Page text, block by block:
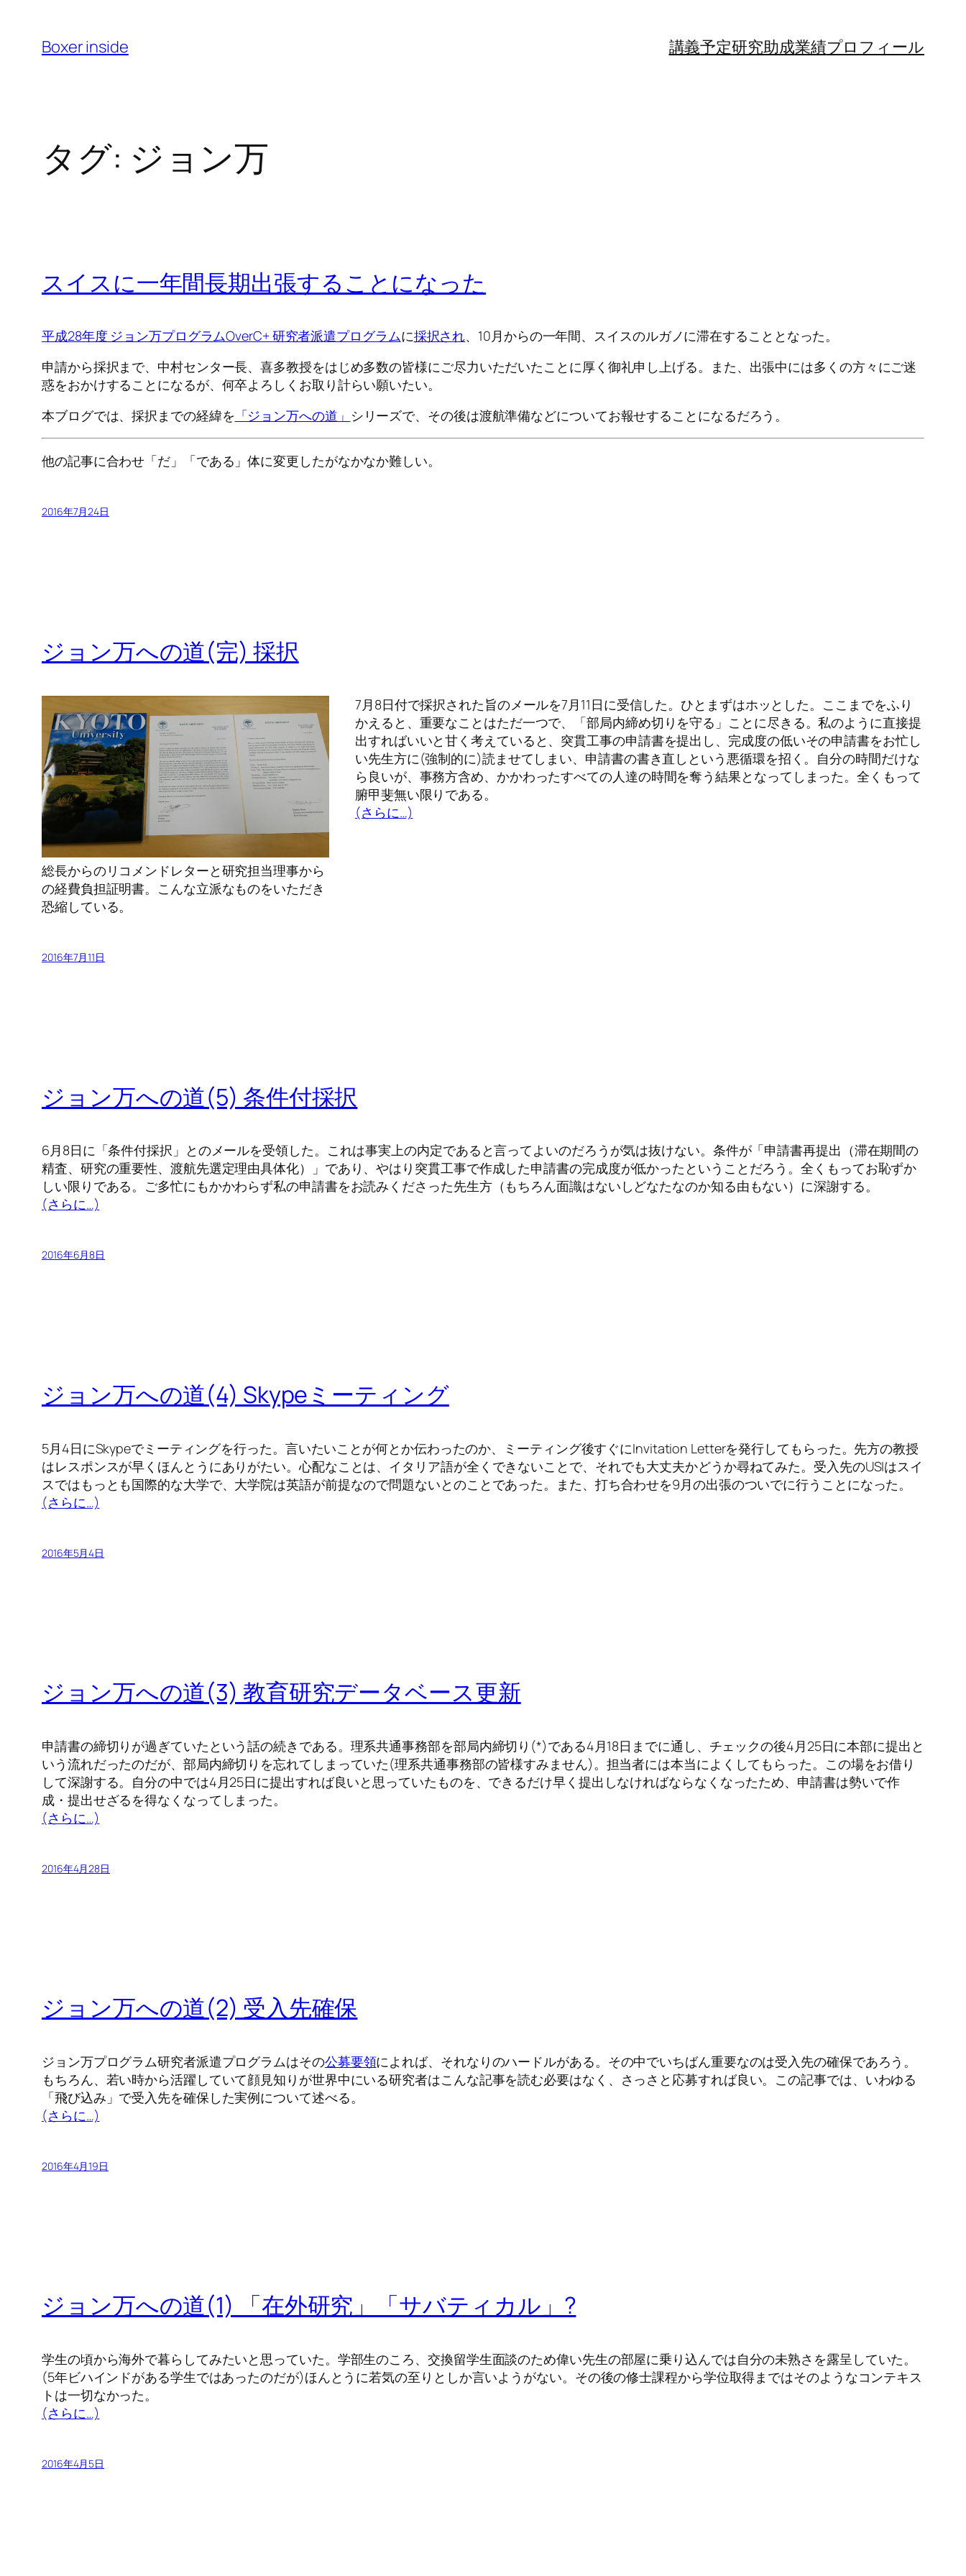
Boxer inside 講義予定研究助成業績プロフィール
タグ: ジョン万
スイスに一年間長期出張することになった
平成28年度 ジョン万プログラムOverC+ 研究者派遣プログラムに採択され、10月からの一年間、スイスのルガノに滞在することとなった。
申請から採択まで、中村センター長、喜多教授をはじめ多数の皆様にご尽力いただいたことに厚く御礼申し上げる。また、出張中には多くの方々にご迷
惑をおかけすることになるが、何卒よろしくお取り計らい願いたい。
本ブログでは、採択までの経緯を 「ジョン万への道」 シリーズで、その後は渡航準備などについてお報せすることになるだろう。
他の記事に合わせ「だ」「である」体に変更したがなかなか難しい。
2016年7月24日
ジョン万への道(完) 採択
総長からのリコメンドレターと研究担当理事から
の経費負担証明書。こんな立派なものをいただき
恐縮している。
7月8日付で採択された旨のメールを7月11日に受信した。ひとまずはホッとした。ここまでをふり
かえると、重要なことはただ一つで、「部局内締め切りを守る」ことに尽きる。私のように直接提
出すればいいと甘く考えていると、突貫工事の申請書を提出し、完成度の低いその申請書をお忙し
い先生方に(強制的に)読ませてしまい、申請書の書き直しという悪循環を招く。自分の時間だけな
ら良いが、事務方含め、かかわったすべての人達の時間を奪う結果となってしまった。全くもって
腑甲斐無い限りである。
(さらに…)
2016年7月11日
ジョン万への道(5) 条件付採択
6月8日に「条件付採択」とのメールを受領した。これは事実上の内定であると言ってよいのだろうが気は抜けない。条件が「申請書再提出（滞在期間の
精査、研究の重要性、渡航先選定理由具体化）」であり、やはり突貫工事で作成した申請書の完成度が低かったということだろう。全くもってお恥ずか
しい限りである。ご多忙にもかかわらず私の申請書をお読みくださった先生方（もちろん面識はないしどなたなのか知る由もない）に深謝する。
(さらに…)
2016年6月8日
ジョン万への道(4) Skypeミーティング
5月4日にSkypeでミーティングを行った。言いたいことが何とか伝わったのか、ミーティング後すぐにInvitation Letterを発行してもらった。先方の教授
はレスポンスが早くほんとうにありがたい。心配なことは、イタリア語が全くできないことで、それでも大丈夫かどうか尋ねてみた。受入先のUSIはスイ
スではもっとも国際的な大学で、大学院は英語が前提なので問題ないとのことであった。また、打ち合わせを9月の出張のついでに行うことになった。
(さらに…)
2016年5月4日
ジョン万への道(3) 教育研究データベース更新
申請書の締切りが過ぎていたという話の続きである。理系共通事務部を部局内締切り(*)である4月18日までに通し、チェックの後4月25日に本部に提出と
いう流れだったのだが、部局内締切りを忘れてしまっていた(理系共通事務部の皆様すみません)。担当者には本当によくしてもらった。この場をお借り
して深謝する。自分の中では4月25日に提出すれば良いと思っていたものを、できるだけ早く提出しなければならなくなったため、申請書は勢いで作
成・提出せざるを得なくなってしまった。
(さらに…)
2016年4月28日
ジョン万への道(2) 受入先確保
ジョン万プログラム研究者派遣プログラムはその公募要領によれば、それなりのハードルがある。その中でいちばん重要なのは受入先の確保であろう。
もちろん、若い時から活躍していて顔見知りが世界中にいる研究者はこんな記事を読む必要はなく、さっさと応募すれば良い。この記事では、いわゆる
「飛び込み」で受入先を確保した実例について述べる。
(さらに…)
2016年4月19日
ジョン万への道(1) 「在外研究」「サバティカル」?
学生の頃から海外で暮らしてみたいと思っていた。学部生のころ、交換留学生面談のため偉い先生の部屋に乗り込んでは自分の未熟さを露呈していた。
(5年ビハインドがある学生ではあったのだが)ほんとうに若気の至りとしか言いようがない。その後の修士課程から学位取得まではそのようなコンテキス
トは一切なかった。
(さらに…)
2016年4月5日